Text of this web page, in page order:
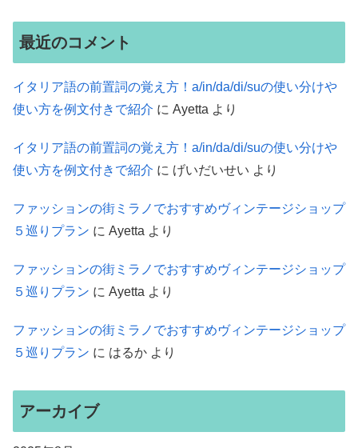
最近のコメント
イタリア語の前置詞の覚え方！a/in/da/di/suの使い分けや
使い方を例文付きで紹介 に Ayetta より
イタリア語の前置詞の覚え方！a/in/da/di/suの使い分けや
使い方を例文付きで紹介 に げいだいせい より
ファッションの街ミラノでおすすめヴィンテージショップ
５巡りプラン に Ayetta より
ファッションの街ミラノでおすすめヴィンテージショップ
５巡りプラン に Ayetta より
ファッションの街ミラノでおすすめヴィンテージショップ
５巡りプラン に はるか より
アーカイブ